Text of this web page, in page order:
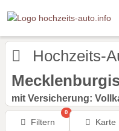
Hochzeits-
mit Versicherung:
Filtern
0
Karte